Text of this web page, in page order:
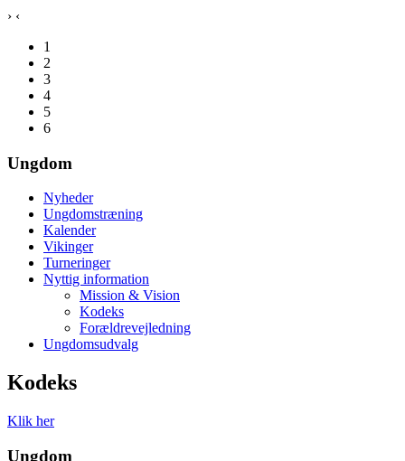
› ‹
1
2
3
4
5
6
Ungdom
Nyheder
Ungdomstræning
Kalender
Vikinger
Turneringer
Nyttig information
Mission & Vision
Kodeks
Forældrevejledning
Ungdomsudvalg
Kodeks
Klik her
Ungdom